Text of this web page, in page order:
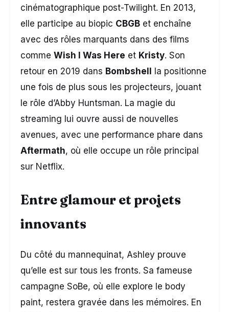
cinématographique post-Twilight. En 2013,
elle participe au biopic CBGB et enchaîne
avec des rôles marquants dans des films
comme Wish I Was Here et Kristy. Son
retour en 2019 dans Bombshell
la positionne
une fois de plus sous les projecteurs, jouant
le rôle d’Abby Huntsman. La magie du
streaming lui ouvre aussi de nouvelles
avenues, avec une performance phare dans
Aftermath, où elle occupe un rôle principal
sur Netflix.
Entre glamour et projets
innovants
Du côté du mannequinat, Ashley prouve
qu’elle est sur tous les fronts. Sa fameuse
campagne SoBe, où elle explore le body
paint, restera gravée dans les mémoires. En